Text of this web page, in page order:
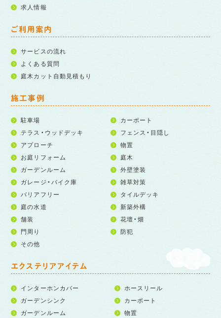
求人情報
ご利用案内
サービスの流れ
よくある質問
庭木カット自動見積もり
施工事例
駐車場
カーポート
テラス・ウッドデッキ
フェンス・目隠し
アプローチ
物置
お庭リフォーム
庭木
ガーデンルーム
外壁塗装
ガレージ・バイク庫
雑草対策
バリアフリー
タイルデッキ
庭の水道
新築外構
舗装
花壇・畑
門周り
防犯
その他
エクステリアアイテム
インターホンカバー
ホースリール
ガーデンシンク
カーポート
ガーデンルーム
物置